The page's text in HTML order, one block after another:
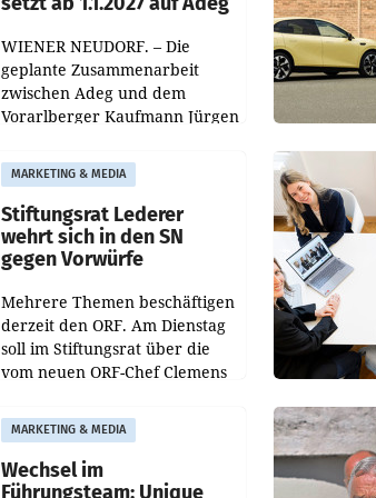
WIENER NEUDORF. – Die
geplante Zusammenarbeit
zwischen Adeg und dem
Vorarlberger Kaufmann Jürgen
freigegeben: Die
Bundeswettbewerbsbehörde
und der Bundeskartellanwalt
MARKETING & MEDIA
Stiftungsrat Lederer
wehrt sich in den SN
gegen Vorwürfe
Mehrere Themen beschäftigen
derzeit den ORF. Am Dienstag
soll im Stiftungsrat über die
vom neuen ORF-Chef Clemens
Besetzungen für die
Direktionen abgestimmt
werden.
MARKETING & MEDIA
Wechsel im
Führungsteam: Unique